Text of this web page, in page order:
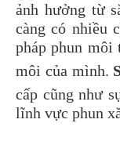
ảnh hưởng từ
càng có nhiều
pháp phun môi
môi của mình.
cấp cũng như
lĩnh vực phun